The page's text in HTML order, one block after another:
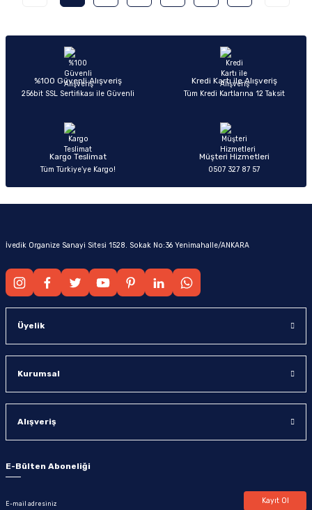
%100 Güvenli Alışveriş
256bit SSL Sertifikası ile Güvenli
Kredi Kartı ile Alışveriş
Tüm Kredi Kartlarına 12 Taksit
Kargo Teslimat
Tüm Türkiye’ye Kargo!
Müşteri Hizmetleri
0507 327 87 57
İvedik Organize Sanayi Sitesi 1528. Sokak No:36 Yenimahalle/ANKARA
Üyelik
Kurumsal
Alışveriş
E-Bülten Aboneliği
Kayıt Ol